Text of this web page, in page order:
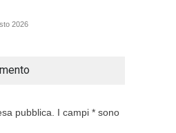
2026
pubblica. I campi * sono